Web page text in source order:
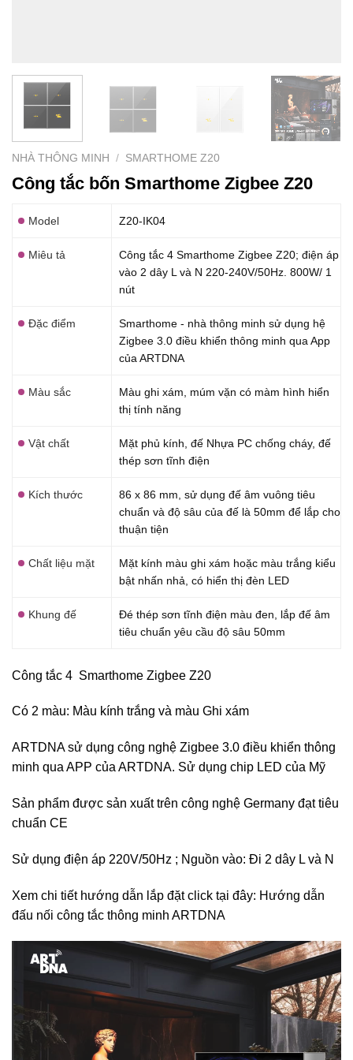
NHÀ THÔNG MINH / SMARTHOME Z20
Công tắc bốn Smarthome Zigbee Z20
Model Z20-IK04
Miêu tả
Công tắc 4 Smarthome Zigbee Z20; điện áp
vào 2 dây L và N 220-240V/50Hz. 800W/ 1
nút
Đặc điểm
Smarthome - nhà thông minh sử dụng hệ
Zigbee 3.0 điều khiển thông minh qua App
của ARTDNA
Màu sắc
Màu ghi xám, múm vặn có màm hình hiển
thị tính năng
Vật chất
Mặt phủ kính, đế Nhựa PC chống cháy, đế
thép sơn tĩnh điện
Kích thước
86 x 86 mm, sử dụng đế âm vuông tiêu
chuẩn và độ sâu của đế là 50mm để lắp cho
thuận tiện
Chất liệu mặt
Mặt kính màu ghi xám hoặc màu trắng kiểu
bật nhấn nhả, có hiển thị đèn LED
Khung đế
Đé thép sơn tĩnh điện màu đen, lắp đế âm
tiêu chuẩn yêu cầu độ sâu 50mm
Công tắc 4 Smarthome Zigbee Z20
Có 2 màu: Màu kính trắng và màu Ghi xám
ARTDNA sử dụng công nghệ Zigbee 3.0 điều khiển thông
minh qua APP của ARTDNA. Sử dụng chip LED của Mỹ
Sản phẩm được sản xuất trên công nghệ Germany đạt tiêu
chuẩn CE
Sử dụng điện áp 220V/50Hz ; Nguồn vào: Đi 2 dây L và N
Xem chi tiết hướng dẫn lắp đặt click tại đây: Hướng dẫn
đấu nối công tắc thông minh ARTDNA